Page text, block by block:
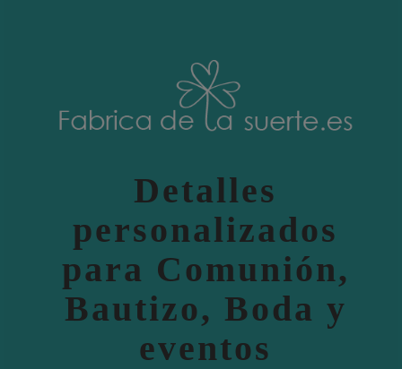
Detalles
personalizados
para Comunión,
Bautizo, Boda y
eventos